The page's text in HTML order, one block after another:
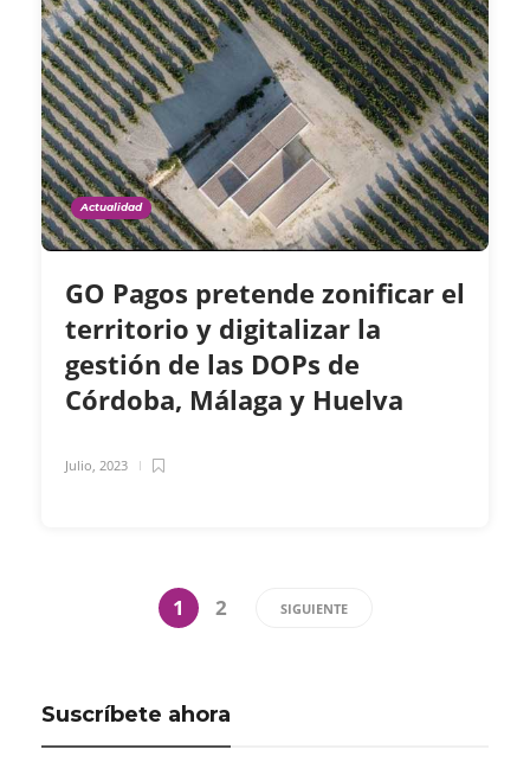
Actualidad
GO Pagos pretende zonificar el
territorio y digitalizar la
gestión de las DOPs de
Córdoba, Málaga y Huelva
Julio, 2023
1 2 SIGUIENTE
Suscríbete ahora